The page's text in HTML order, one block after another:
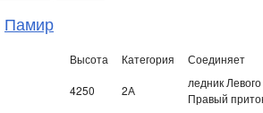
Памир
Высота Категория Соединяет
4250 2А
ледник
Правый